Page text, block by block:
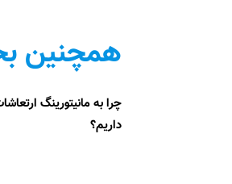
همچنین
چرا به مانيتورينگ
داریم؟